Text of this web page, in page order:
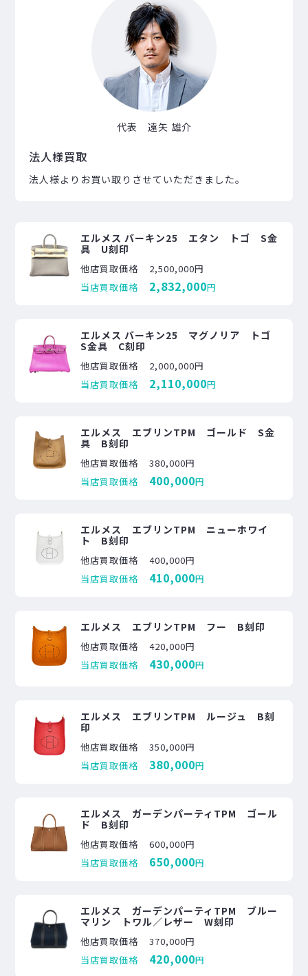
代表 遠矢 雄介
法人様買取
法人様よりお買い取りさせていただきました。
エルメス バーキン25 エタン トゴ S金
具 U刻印
他店買取価格
2,500,000円
当店買取価格
2,832,000円
エルメス バーキン25 マグノリア トゴ
S金具 C刻印
他店買取価格
2,000,000円
当店買取価格
2,110,000円
エルメス エブリンTPM ゴールド S金
具 B刻印
他店買取価格
380,000円
当店買取価格
400,000円
エルメス エブリンTPM ニューホワイ
ト B刻印
他店買取価格
400,000円
当店買取価格
410,000円
エルメス エブリンTPM フー B刻印
他店買取価格
420,000円
当店買取価格
430,000円
エルメス エブリンTPM ルージュ B刻
印
他店買取価格
350,000円
当店買取価格
380,000円
エルメス ガーデンパーティTPM ゴール
ド B刻印
他店買取価格
600,000円
当店買取価格
650,000円
エルメス ガーデンパーティTPM ブルー
マリン トワル／レザー W刻印
他店買取価格
370,000円
当店買取価格
420,000円